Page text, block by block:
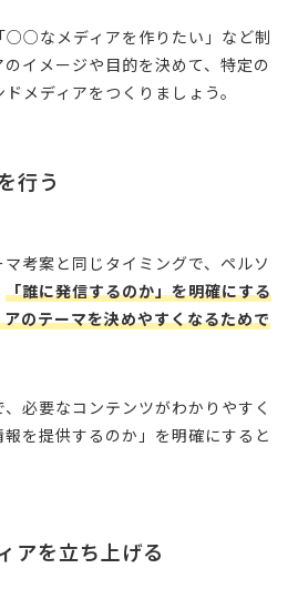
○○なメディアを作りたい」など制
イメージや目的を決めて、特定の
メディアをつくりましょう。
行う
考案と同じタイミングで、ペルソ
「誰に発信するのか」を明確にする
のテーマを決めやすくなるためで
必要なコンテンツがわかりやすく
を提供するのか」を明確にすると
アを立ち上げる